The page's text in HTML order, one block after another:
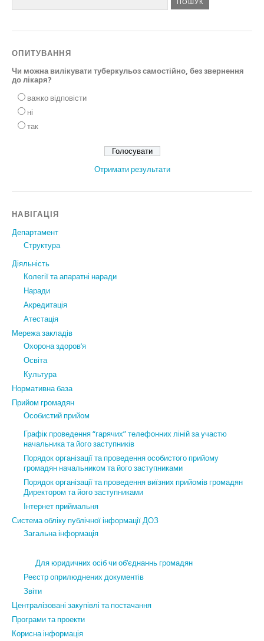
ОПИТУВАННЯ
Чи можна вилікувати туберкульоз самостійно, без звернення
до лікаря?
важко відповісти
ні
так
Отримати результати
НАВІГАЦІЯ
Департамент
Структура
Діяльність
Колегії та апаратні наради
Наради
Акредитація
Атестація
Мережа закладів
Охорона здоров’я
Освіта
Культура
Нормативна база
Прийом громадян
Особистий прийом
Графік проведення “гарячих” телефонних ліній за участю
начальника та його заступників
Порядок організації та проведення особистого прийому
громадян начальником та його заступниками
Порядок організації та проведення виїзних прийомів громадян
Директором та його заступниками
Інтернет приймальня
Система обліку публічної інформації ДОЗ
Загальна інформація
Для юридичних осіб чи об’єднаннь громадян
Реєстр оприлюднених документів
Звіти
Централізовані закупівлі та постачання
Програми та проекти
Корисна інформація